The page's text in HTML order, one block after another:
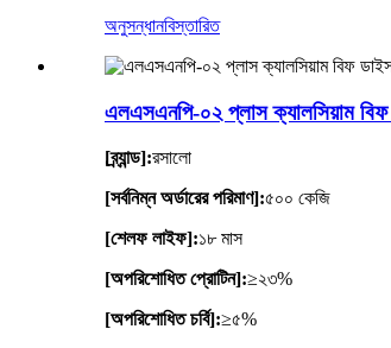
অনুসন্ধানবিস্তারিত
এলএসএনপি-০২ প্লাস ক্যালসিয়াম
[ব্র্যান্ড]:রসালো
[সর্বনিম্ন অর্ডারের পরিমাণ]:৫০০ কেজি
[শেলফ লাইফ]:১৮ মাস
[অপরিশোধিত প্রোটিন]:≥২৩%
[অপরিশোধিত চর্বি]:≥৫%